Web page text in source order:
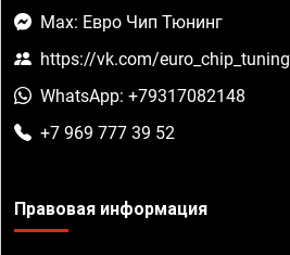
Max: Евро Чип Тюнинг
https://vk.com/euro_chip_tuning
WhatsApp: +79317082148
+7 969 777 39 52
Правовая информация